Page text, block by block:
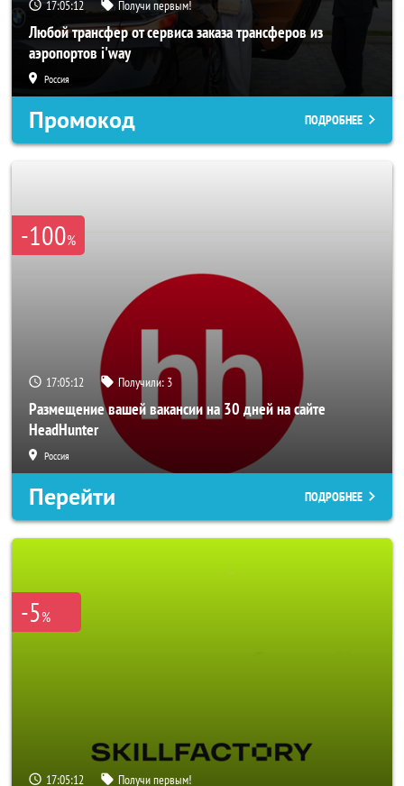
17:05:10 Получи первым!
Любой трансфер от сервиса заказа трансферов из
аэропортов i'way
Россия
Промокод ПОДРОБНЕЕ
-100%
17:05:10 Получили: 3
Размещение вашей вакансии на 30 дней на сайте
HeadHunter
Россия
Перейти ПОДРОБНЕЕ
-5%
17:05:10 Получи первым!